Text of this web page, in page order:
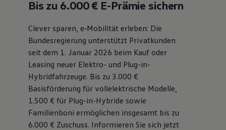
Bis zu 6.000 € E-Prämie sichern
Clever sparen, e‑Mobilität erleben: Die
Bundesregierung unterstützt Privatkunden
seit dem 1. Januar 2026 beim Kauf oder
Leasing neuer Elektro- und Plug-in-
Hybridfahrzeuge. Bis zu 3.000 €
Basisförderung für vollelektrische Modelle,
1.500 € für Plug-in-Hybride sowie
Familienboni ermöglichen insgesamt bis zu
6.000 € Zuschuss⁠. Informieren Sie sich jetzt